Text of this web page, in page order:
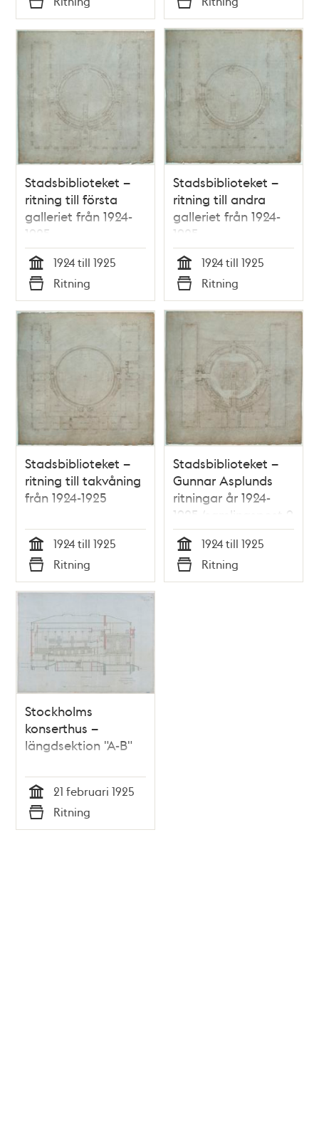
Typ
Typ
Stadsbiblioteket –
ritning till första
galleriet från 1924-
1925
Tid
1924 till 1925
Typ
Ritning
Stadsbiblioteket –
ritning till andra
galleriet från 1924-
1925
Tid
1924 till 1925
Typ
Ritning
Stadsbiblioteket –
ritning till takvåning
från 1924-1925
Tid
1924 till 1925
Typ
Ritning
Stadsbiblioteket –
Gunnar Asplunds
ritningar år 1924-
1925 (samlingspost 9
ritningar)
Tid
1924 till 1925
Typ
Ritning
Stockholms
konserthus –
längdsektion "A-B"
Tid
21 februari 1925
Typ
Ritning